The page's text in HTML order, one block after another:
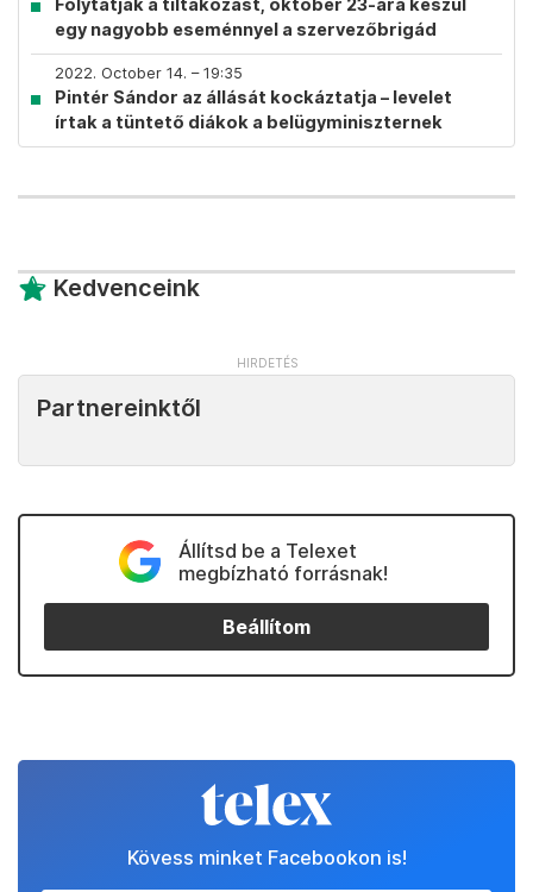
Folytatják a tiltakozást, október 23-ára készül
egy nagyobb eseménnyel a szervezőbrigád
2022. October 14. – 19:35
Pintér Sándor az állását kockáztatja – levelet
írtak a tüntető diákok a belügyminiszternek
Kedvenceink
Partnereinktől
Állítsd be a Telexet
megbízható forrásnak!
Beállítom
Kövess minket Facebookon is!